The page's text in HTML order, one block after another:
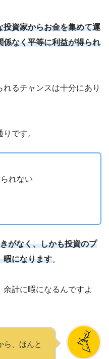
投資家からお金を集めて運
なく平等に利益が得られ
るチャンスは十分にあり
です。
れない
がなく、しかも投資のプ
暇になります。
計に暇になるんですよ
ら、ほんと